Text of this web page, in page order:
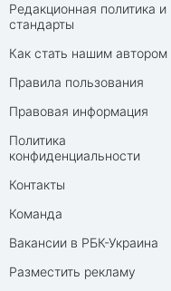
Редакционная политика и
стандарты
Как стать нашим автором
Правила пользования
Правовая информация
Политика
конфиденциальности
Контакты
Команда
Вакансии в РБК-Украина
Разместить рекламу